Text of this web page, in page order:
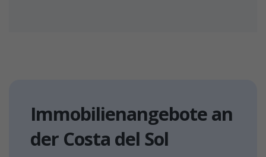
Immobilienangebote an
der Costa del Sol